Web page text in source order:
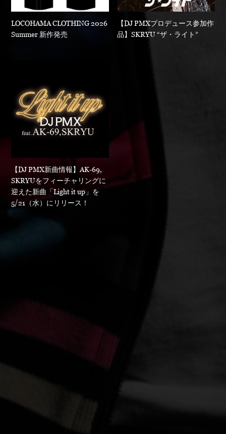
LOCOHAMA CLOTHING 2026
Summer 新作発売
【DJ PMXプロデュース参加作
品】SKRYU “ザ・ライト”
【DJ PMX新曲情報】AK-69,
SKRYUをフィーチャリングに
迎えた新曲「Light it up」を
5/21（水）にリリース！